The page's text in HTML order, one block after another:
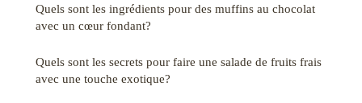
Quels sont les ingrédients pour des muffins au chocolat
avec un cœur fondant?
Quels sont les secrets pour faire une salade de fruits frais
avec une touche exotique?